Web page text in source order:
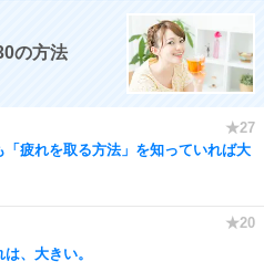
の方法
「疲れを取る方法」を知っていれば大
、大きい。